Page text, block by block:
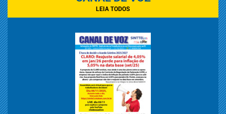
LEIA TODOS